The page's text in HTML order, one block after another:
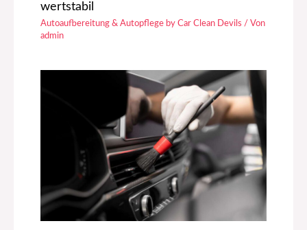
wertstabil
Autoaufbereitung & Autopflege by Car Clean Devils / Von
admin